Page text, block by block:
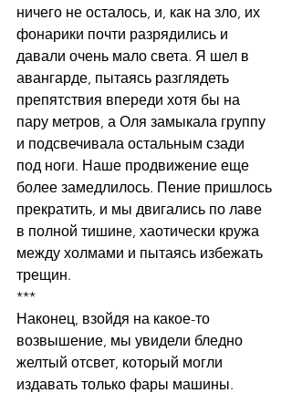
ничего не осталось, и, как на зло, их
фонарики почти разрядились и
давали очень мало света. Я шел в
авангарде, пытаясь разглядеть
препятствия впереди хотя бы на
пару метров, а Оля замыкала группу
и подсвечивала остальным сзади
под ноги. Наше продвижение еще
более замедлилось. Пение пришлось
прекратить, и мы двигались по лаве
в полной тишине, хаотически кружа
между холмами и пытаясь избежать
трещин.
***
Наконец, взойдя на какое-то
возвышение, мы увидели бледно
желтый отсвет, который могли
издавать только фары машины.